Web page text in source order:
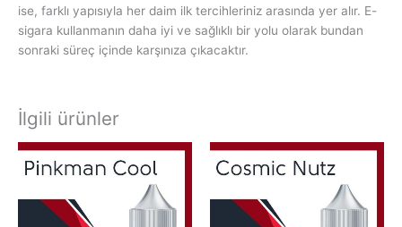
ise, farklı yapısıyla her daim ilk tercihleriniz arasında yer alır. E-
sigara kullanmanın daha iyi ve sağlıklı bir yolu olarak bundan
sonraki süreç içinde karşınıza çıkacaktır.
İlgili ürünler